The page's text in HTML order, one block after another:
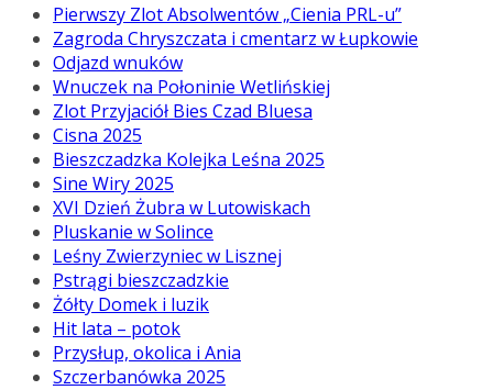
Pierwszy Zlot Absolwentów „Cienia PRL-u”
Zagroda Chryszczata i cmentarz w Łupkowie
Odjazd wnuków
Wnuczek na Połoninie Wetlińskiej
Zlot Przyjaciół Bies Czad Bluesa
Cisna 2025
Bieszczadzka Kolejka Leśna 2025
Sine Wiry 2025
XVI Dzień Żubra w Lutowiskach
Pluskanie w Solince
Leśny Zwierzyniec w Lisznej
Pstrągi bieszczadzkie
Żółty Domek i luzik
Hit lata – potok
Przysłup, okolica i Ania
Szczerbanówka 2025